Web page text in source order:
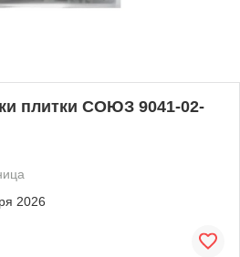
плитки СОЮЗ 9041-02-
2026